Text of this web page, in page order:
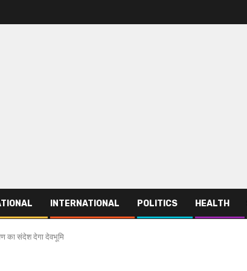
INTERNATIONAL POLITICS HEALTH
का संदेश देगा देवभूमि